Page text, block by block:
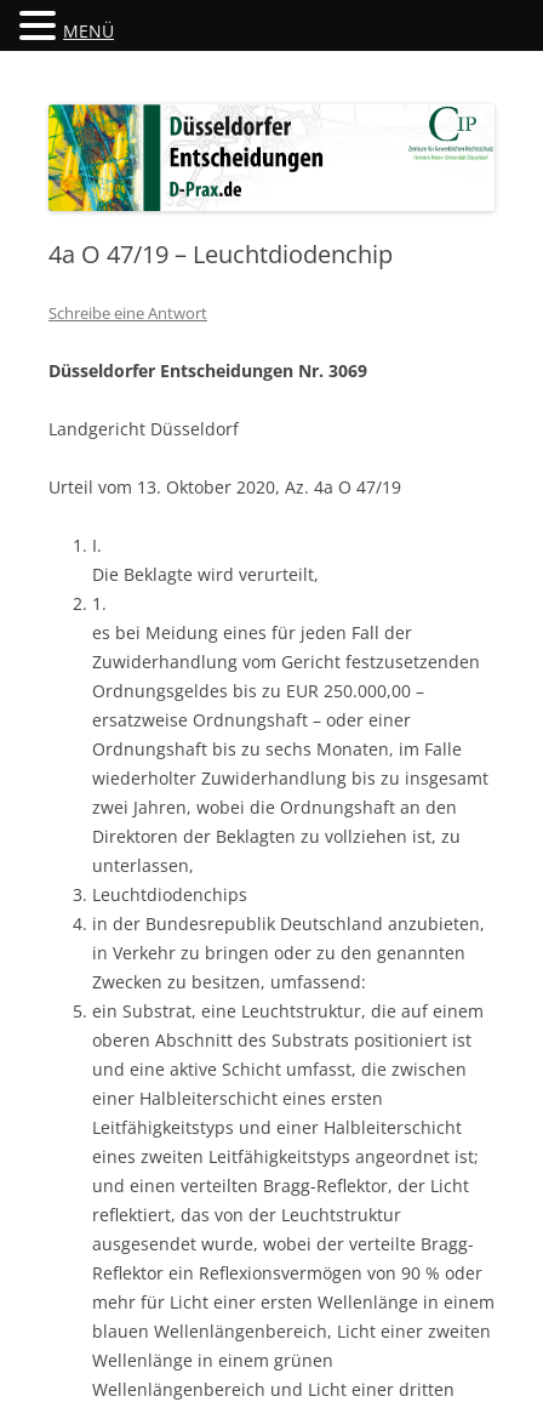
Düsseldorfer Entscheidungen
4a O 47/19 – Leuchtdiodenchip
Schreibe eine Antwort
Düsseldorfer Entscheidungen Nr. 3069
Landgericht Düsseldorf
Urteil vom 13. Oktober 2020, Az. 4a O 47/19
I.
Die Beklagte wird verurteilt,
1.
es bei Meidung eines für jeden Fall der
Zuwiderhandlung vom Gericht festzusetzenden
Ordnungsgeldes bis zu EUR 250.000,00 –
ersatzweise Ordnungshaft – oder einer
Ordnungshaft bis zu sechs Monaten, im Falle
wiederholter Zuwiderhandlung bis zu insgesamt
zwei Jahren, wobei die Ordnungshaft an den
Direktoren der Beklagten zu vollziehen ist, zu
unterlassen,
Leuchtdiodenchips
in der Bundesrepublik Deutschland anzubieten,
in Verkehr zu bringen oder zu den genannten
Zwecken zu besitzen, umfassend:
ein Substrat, eine Leuchtstruktur, die auf einem
oberen Abschnitt des Substrats positioniert ist
und eine aktive Schicht umfasst, die zwischen
einer Halbleiterschicht eines ersten
Leitfähigkeitstyps und einer Halbleiterschicht
eines zweiten Leitfähigkeitstyps angeordnet ist;
und einen verteilten Bragg-Reflektor, der Licht
reflektiert, das von der Leuchtstruktur
ausgesendet wurde, wobei der verteilte Bragg-
Reflektor ein Reflexionsvermögen von 90 % oder
mehr für Licht einer ersten Wellenlänge in einem
blauen Wellenlängenbereich, Licht einer zweiten
Wellenlänge in einem grünen
Wellenlängenbereich und Licht einer dritten
MENÜ